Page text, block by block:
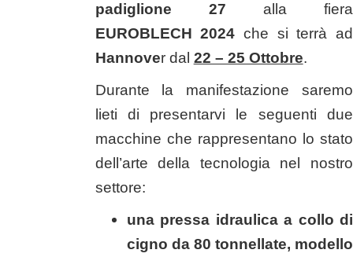
padiglione 27 alla fiera
EUROBLECH 2024 che si terrà ad
Hannover dal 22 – 25 Ottobre.
Durante la manifestazione saremo
lieti di presentarvi le seguenti due
macchine che rappresentano lo stato
dell’arte della tecnologia nel nostro
settore:
una pressa idraulica a collo di
cigno da 80 tonnellate, modello